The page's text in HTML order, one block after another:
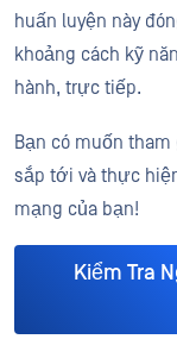
huấn luyện này
khoảng cách kỹ
hành, trực tiếp.
Bạn có muốn
sắp tới và thực
mạng của bạn!
Kiểm Tra